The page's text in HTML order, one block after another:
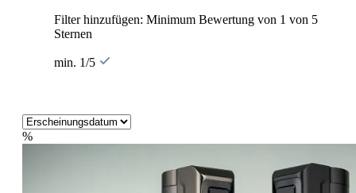
Filter hinzufügen: Minimum Bewertung von 1 von 5
Sternen
min. 1/5
%